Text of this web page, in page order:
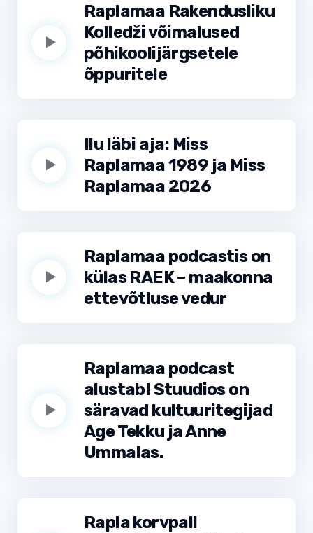
Raplamaa Rakendusliku
Kolledži võimalused
põhikoolijärgsetele
õppuritele
Ilu läbi aja: Miss
Raplamaa 1989 ja Miss
Raplamaa 2026
Raplamaa podcastis on
külas RAEK – maakonna
ettevõtluse vedur
Raplamaa podcast
alustab! Stuudios on
säravad kultuuritegijad
Age Tekku ja Anne
Ummalas.
Rapla korvpall